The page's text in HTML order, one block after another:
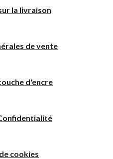
la livraison
de vente
d'encre
onfidentialité
cookies